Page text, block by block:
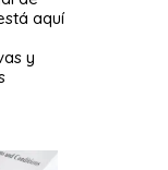
aquí
y